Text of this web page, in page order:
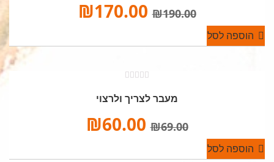
₪190.00
₪170.00
הוספה לסל
מתוך
חמש
מעבר לצריך ולרצוי
₪69.00
₪60.00
הוספה לסל